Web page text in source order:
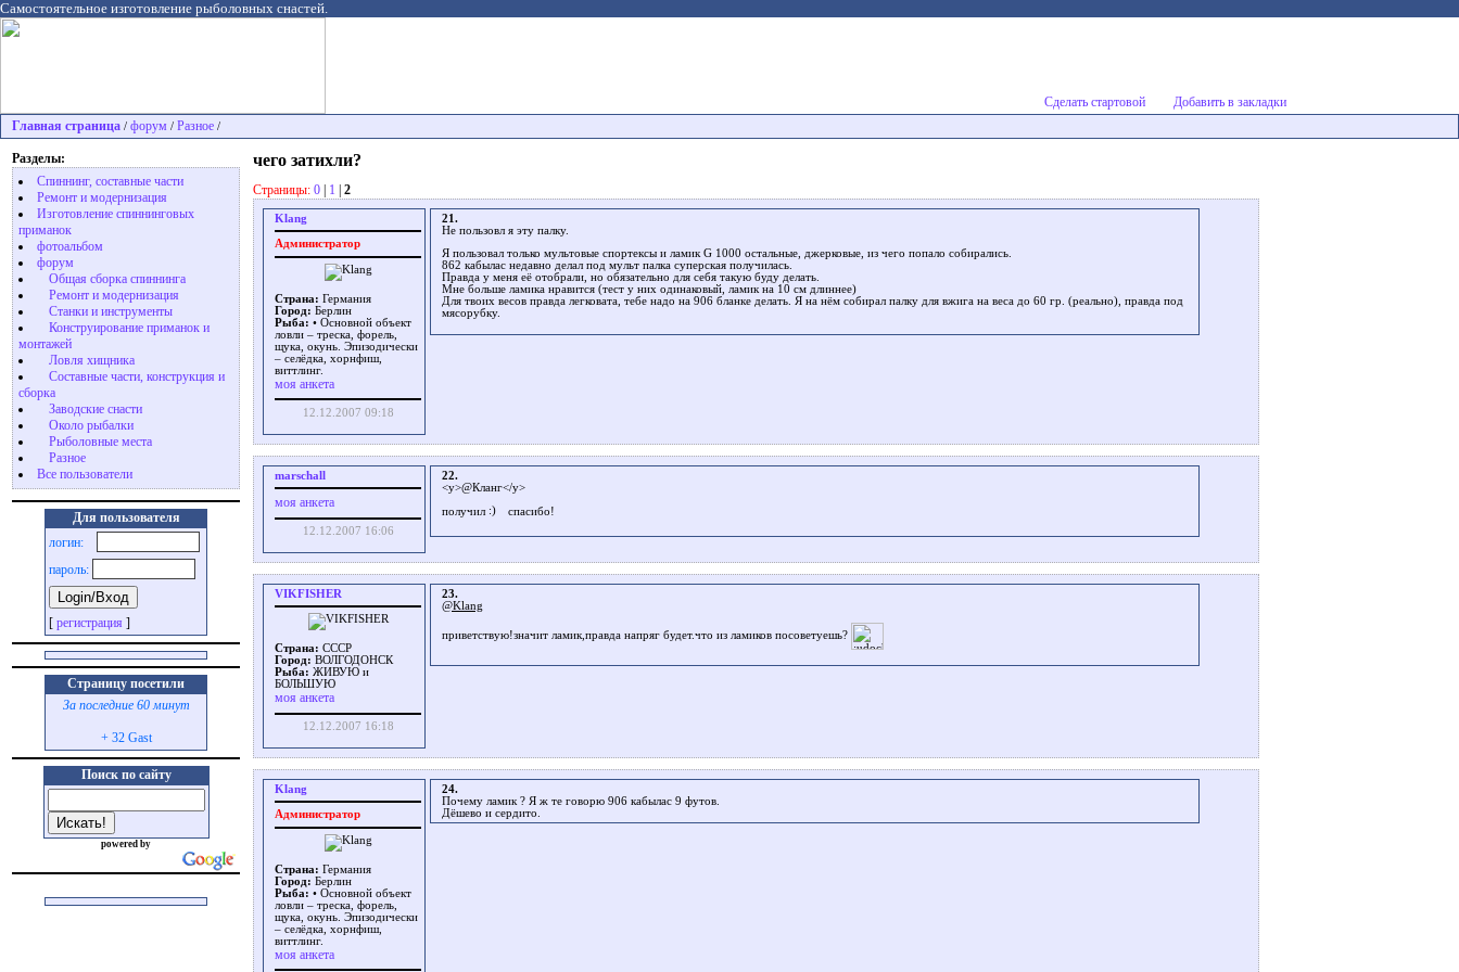
Самостоятельное изготовление рыболовных снастей.
Сделать стартовой
Добавить в закладки
Главная страница / форум / Разное /
Разделы:
Спиннинг, составные части
Ремонт и модернизация
Изготовление спиннинговых
приманок
фотоальбом
форум
Общая сборка спиннинга
Ремонт и модернизация
Станки и инструменты
Конструирование приманок и
монтажей
Ловля хищника
Cоставные части, конструкция и
сборка
Заводские снасти
Около рыбалки
Рыболовные места
Разное
Все пользователи
Для пользователя
логин:
пароль:
[ регистрация ]
Страницу посетили
За последние 60 минут
+ 32 Gast
Поиск по сайту
powered by
чего затихли?
Страницы: 0 | 1 | 2
Klang
Администратор
Страна: Германия
Город: Берлин
Рыба: • Основной объект
ловли – треска, форель,
щука, окунь. Эпизодически
– селёдка, хорнфиш,
виттлинг.
моя анкета
12.12.2007 09:18
21.
Не пользовл я эту палку.
Я пользовал только мультовые спортексы и ламик G 1000 остальные, джерковые, из чего попало собирались.
862 кабылас недавно делал под мульт палка суперская получилась.
Правда у меня её отобрали, но обязательно для себя такую буду делать.
Мне больше ламика нравится (тест у них одинаковый, ламик на 10 см длиннее)
Для твоих весов правда легковата, тебе надо на 906 бланке делать. Я на нём собирал палку для вжига на веса до 60 гр. (реально), правда под
мясорубку.
marschall
моя анкета
12.12.2007 16:06
22.
<у>@Кланг</у>
получил спасибо!
VIKFISHER
Страна: СССР
Город: ВОЛГОДОНСК
Рыба: ЖИВУЮ и
БОЛЬШУЮ
моя анкета
12.12.2007 16:18
23.
@Klang
приветствую!значит ламик,правда напряг будет.что из ламиков посоветуешь?
Klang
Администратор
Страна: Германия
Город: Берлин
Рыба: • Основной объект
ловли – треска, форель,
щука, окунь. Эпизодически
– селёдка, хорнфиш,
виттлинг.
моя анкета
24.
Почему ламик ? Я ж те говорю 906 кабылас 9 футов.
Дёшево и сердито.